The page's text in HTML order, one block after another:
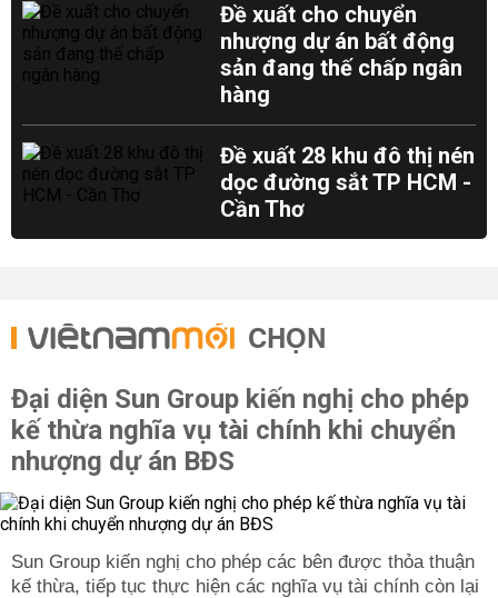
Đề xuất cho chuyển
nhượng dự án bất động
sản đang thế chấp ngân
hàng
Đề xuất 28 khu đô thị nén
dọc đường sắt TP HCM -
Cần Thơ
CHỌN
Đại diện Sun Group kiến nghị cho phép
kế thừa nghĩa vụ tài chính khi chuyển
nhượng dự án BĐS
Sun Group kiến nghị cho phép các bên được thỏa thuận
kế thừa, tiếp tục thực hiện các nghĩa vụ tài chính còn lại